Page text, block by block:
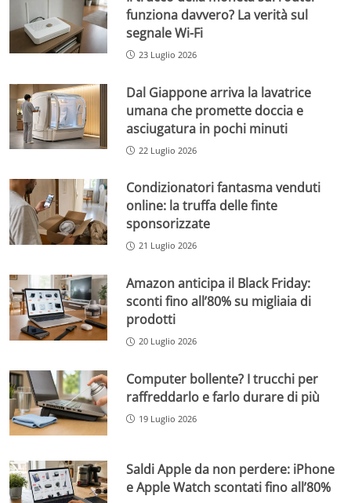
funziona davvero? La verità sul
segnale Wi-Fi
23 Luglio 2026
Dal Giappone arriva la lavatrice
umana che promette doccia e
asciugatura in pochi minuti
22 Luglio 2026
Condizionatori fantasma venduti
online: la truffa delle finte
sponsorizzate
21 Luglio 2026
Amazon anticipa il Black Friday:
sconti fino all’80% su migliaia di
prodotti
20 Luglio 2026
Computer bollente? I trucchi per
raffreddarlo e farlo durare di più
19 Luglio 2026
Saldi Apple da non perdere: iPhone
e Apple Watch scontati fino all’80%